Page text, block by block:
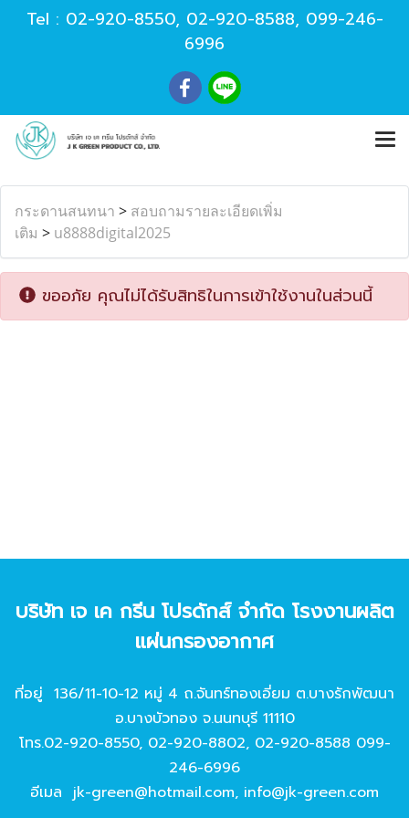
Tel : 02-920-8550, 02-920-8588, 099-246-
6996
กระดานสนทนา > สอบถามรายละเอียดเพิ่ม
เติม > u8888digital2025
ขออภัย คุณไม่ได้รับสิทธิในการเข้าใช้งานในส่วนนี้
บริษัท เจ เค กรีน โปรดักส์ จํากัด โรงงานผลิต
แผ่นกรองอากาศ
ที่อยู่ 136/11-10-12 หมู่ 4 ถ.จันทร์ทองเอี่ยม ต.บางรักพัฒนา
อ.บางบัวทอง จ.นนทบุรี 11110
โทร.02-920-8550, 02-920-8802, 02-920-8588 099-
246-6996
อีเมล jk-green@hotmail.com, info@jk-green.com